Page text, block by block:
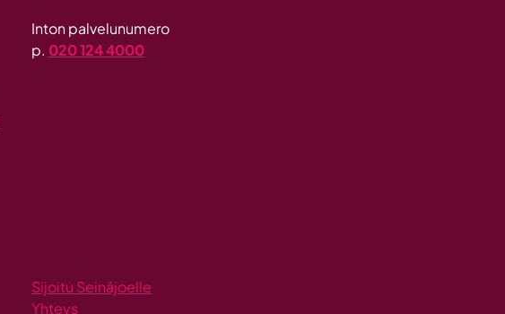
Inton palvelunumero
p. 020 124 4000
Sijoitu Seinäjoelle
Yhteys